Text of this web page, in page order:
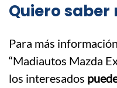
Quiero saber
Para más
“Madiautos Mazda
los interesados